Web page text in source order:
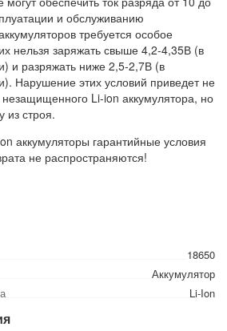
и обслуживанию
требуется особое
нельзя заряжать свыше 4,2-4,35В (в
и разряжать ниже 2,5-2,7В (в
Нарушение этих условий приведет не
Li-ion аккумулятора, но
из строя.
аккумуляторы гарантийные условия
не распространяются!
18650
Аккумулятор
Li-Ion